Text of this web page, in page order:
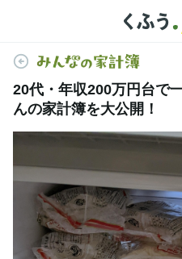
20代・年収200万円台で
んの家計簿を大公開！